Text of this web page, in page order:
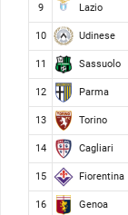
9 Lazio
10 Udinese
11 Sassuolo
12 Parma
13 Torino
14 Cagliari
15 Fiorentina
16 Genoa